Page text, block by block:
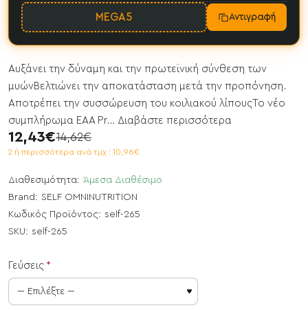
Διαθεσιμότητα: Άμεσα Διαθέσιμο
Brand: SELF OMNINUTRITION
Κωδικός Προϊόντος: self-265
SKU: self-265
12,43€14,62€
2 ή περισσότερα ανά τμχ : 10,96€
Γεύσεις
MEGA5 Αντιγραφή
Αυξάνει την δύναμη και την πρωτεϊνική σύνθεση των
μυώνΒελτιώνει την αποκατάσταση μετά την προπόνηση.
Αποτρέπει την συσσώρευση του κοιλιακού λίπουςΤο νέο
συμπλήρωμα EAA Pr... Διαβάστε περισσότερα